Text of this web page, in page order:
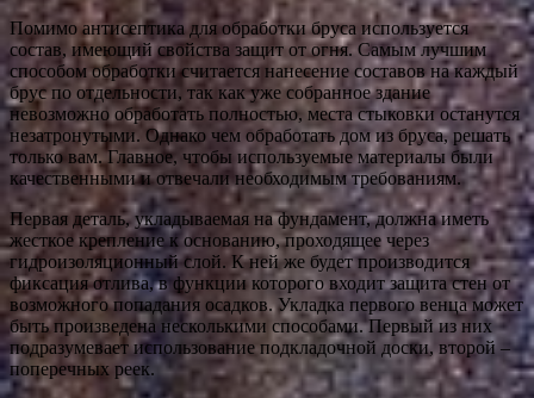
Помимо антисептика для обработки бруса используется
состав, имеющий свойства защит от огня. Самым лучшим
способом обработки считается нанесение составов на каждый
брус по отдельности, так как уже собранное здание
невозможно обработать полностью, места стыковки останутся
незатронутыми. Однако чем обработать дом из бруса, решать
только вам. Главное, чтобы используемые материалы были
качественными и отвечали необходимым требованиям.
Первая деталь, укладываемая на фундамент, должна иметь
жесткое крепление к основанию, проходящее через
гидроизоляционный слой. К ней же будет производится
фиксация отлива, в функции которого входит защита стен от
возможного попадания осадков. Укладка первого венца может
быть произведена несколькими способами. Первый из них
подразумевает использование подкладочной доски, второй –
поперечных реек.